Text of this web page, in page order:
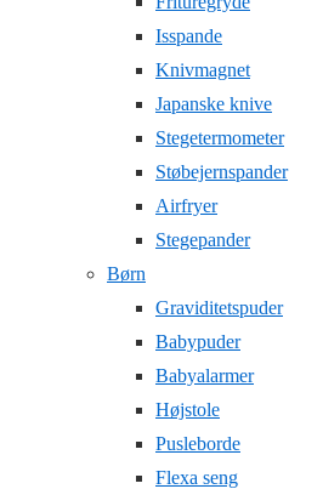
Isspande
Knivmagnet
Japanske knive
Stegetermometer
Støbejernspander
Airfryer
Stegepander
Børn
Graviditetspuder
Babypuder
Babyalarmer
Højstole
Pusleborde
Flexa seng